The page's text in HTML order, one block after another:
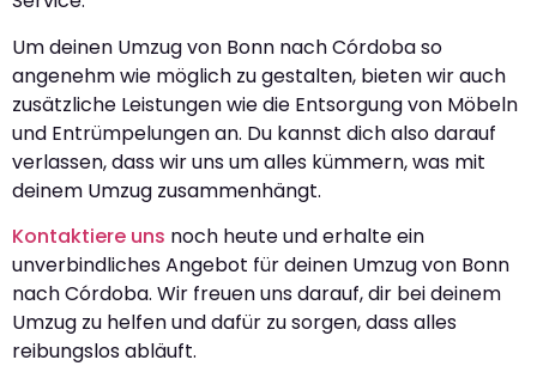
Um deinen Umzug von Bonn nach Córdoba so
angenehm wie möglich zu gestalten, bieten wir auch
zusätzliche Leistungen wie die Entsorgung von Möbeln
und Entrümpelungen an. Du kannst dich also darauf
verlassen, dass wir uns um alles kümmern, was mit
deinem Umzug zusammenhängt.
Kontaktiere uns noch heute und erhalte ein
unverbindliches Angebot für deinen Umzug von Bonn
nach Córdoba. Wir freuen uns darauf, dir bei deinem
Umzug zu helfen und dafür zu sorgen, dass alles
reibungslos abläuft.